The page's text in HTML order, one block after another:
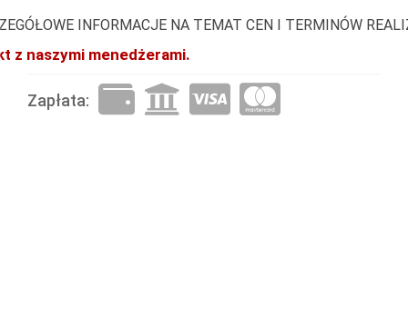
INFORMACJE NA TEMAT CEN I TERMINÓW
z naszymi menedżerami.
Zapłata: